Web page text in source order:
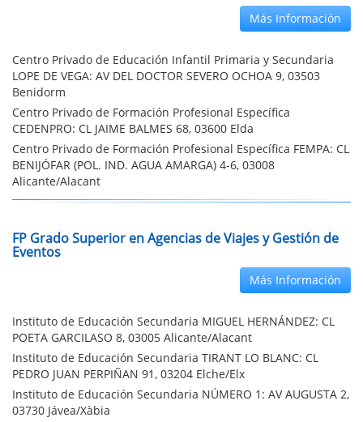
Más Información
Centro Privado de Educación Infantil Primaria y Secundaria
LOPE DE VEGA: AV DEL DOCTOR SEVERO OCHOA 9, 03503
Benidorm
Centro Privado de Formación Profesional Específica
CEDENPRO: CL JAIME BALMES 68, 03600 Elda
Centro Privado de Formación Profesional Específica FEMPA: CL
BENIJÓFAR (POL. IND. AGUA AMARGA) 4-6, 03008
Alicante/Alacant
FP Grado Superior en Agencias de Viajes y Gestión de
Eventos
Más Información
Instituto de Educación Secundaria MIGUEL HERNÁNDEZ: CL
POETA GARCILASO 8, 03005 Alicante/Alacant
Instituto de Educación Secundaria TIRANT LO BLANC: CL
PEDRO JUAN PERPIÑAN 91, 03204 Elche/Elx
Instituto de Educación Secundaria NÚMERO 1: AV AUGUSTA 2,
03730 Jávea/Xàbia